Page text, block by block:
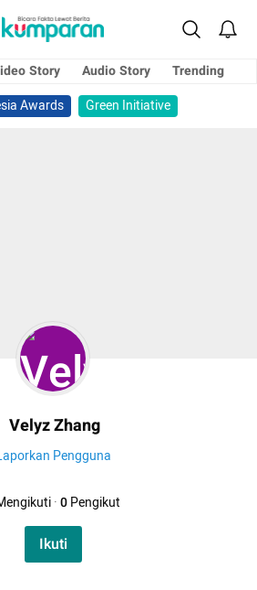
Story Audio Story
Trending
Awards
Green Initiative
Velyz Zhang
Pengguna
·0Pengikut
Ikuti